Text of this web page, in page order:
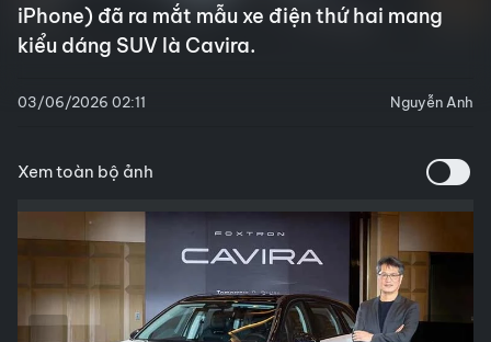
iPhone) đã ra mắt mẫu xe điện thứ hai mang
kiểu dáng SUV là Cavira.
03/06/2026 02:11 Nguyễn Anh
Xem toàn bộ ảnh